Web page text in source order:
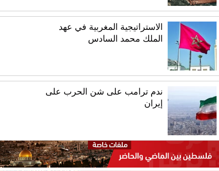
الاستراتيجية المغربية في عهد
الملك محمد السادس
ندم ترامب على شن الحرب على
إيران